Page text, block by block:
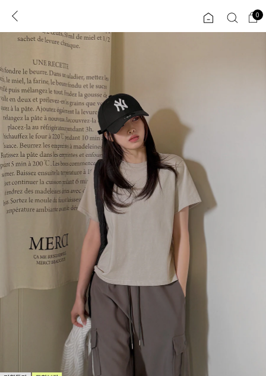
로그인 0
콘텐츠 리뷰 & 혜택 플러스핏
CATEGORY COMMUNITY
도착보장⚡
인플루언서 pick!
신상 5%
베스트
세트할인 ~30%
ALL
익스클루시브
블라우스
팬츠
스커트
0